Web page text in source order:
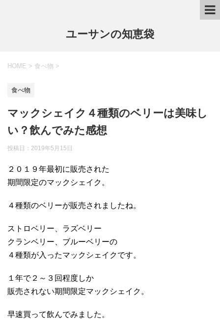
ユーサンの知恵袋
HOME > 食べ物 >
食べ物
マックシェイク４種類のベリーは美味し
い？飲んでみた感想
投稿日： 2019年5月15日
２０１９年最初に販売された
期間限定のマックシェイク。
４種類のベリーが販売されましたね。
ストロベリー、ラズベリー
クランベリー、ブルーベリーの
４種類が入ったマックシェイクです。
１年で２～３回程度しか
販売されない期間限定マックシェイク。
早速買って飲んでみました。